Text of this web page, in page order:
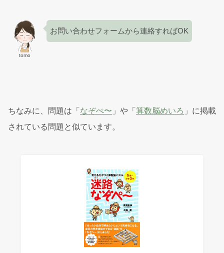
tomo
お問い合わせフォームから連絡すればOK
ちなみに、問題は「 なぞぺ〜 」や「 算数脳めいろ 」に掲載
されている問題と似ています。